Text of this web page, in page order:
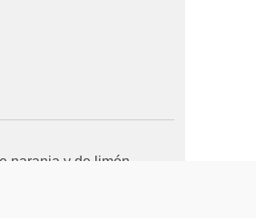
naranja y de limón